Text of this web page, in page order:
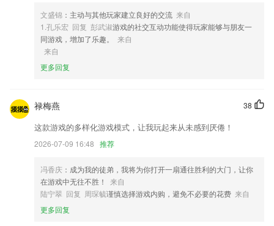
图片、qq图片归类;并自动查找系统隐藏及缓存图片，方便您清理垃圾图
5,沉浸式小说阅读体验
6,智能学习:发现弱点,透过智能推送个人化练习,针对性清除弱点,巩固已
学知识点
1.App含有魔方教程、魔方公式等学习资料；
2.软件上面的课程都是非常丰富的，让用户能学习不同的知识
3.双师课堂的辅导老师是学校优秀的面授班老师，专业能力过硬，责任心
强。课前，辅导老师与主讲老师研讨课程，集体备课；课中，辅导老师陪
伴2265学生，管理课堂，及时答疑解惑，保证当堂学习质量；课后，辅
导老师与学生进行1对1沟通，跟家长保持高频交流。
4.系统主要功能包括毕业论文检测，期刊发表文献检测，作业检测，自建
文盛锦 ：主动与其他玩家建立良好的交流 来自
1.孔乐宏 回复 彭武淑游戏的社交互动功能使得玩家能够与朋友一
同游戏，增加了乐趣。
来自
来自
更多回复
38
禄梅燕
这款游戏的多样化游戏模式，让我玩起来从未感到厌倦！
2026-07-09 16:48 推荐
冯香庆 ：成为我的徒弟，我将为你打开一扇通往胜利的大门，让你
在游戏中无往不胜！
来自
陆宁翠 回复 周琛毓谨慎选择游戏内购，避免不必要的花费 来自
更多回复